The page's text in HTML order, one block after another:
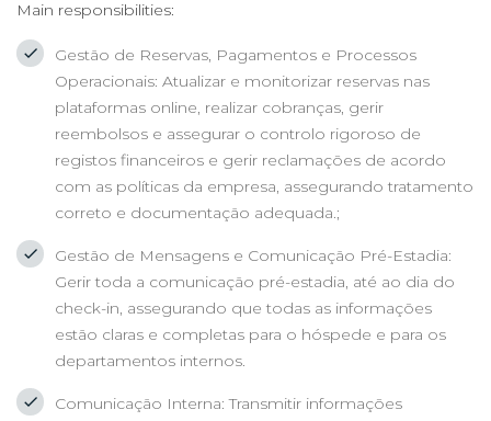
Main responsibilities:
Gestão de Reservas, Pagamentos e Processos
Operacionais: Atualizar e monitorizar reservas nas
plataformas online, realizar cobranças, gerir
reembolsos e assegurar o controlo rigoroso de
registos financeiros e gerir reclamações de acordo
com as políticas da empresa, assegurando tratamento
correto e documentação adequada.;
Gestão de Mensagens e Comunicação Pré-Estadia:
Gerir toda a comunicação pré-estadia, até ao dia do
check-in, assegurando que todas as informações
estão claras e completas para o hóspede e para os
departamentos internos.
Comunicação Interna: Transmitir informações